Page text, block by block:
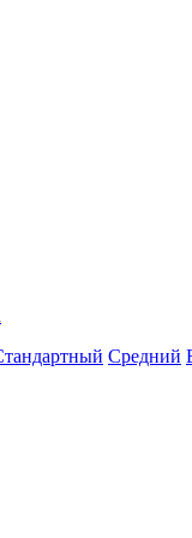
Средний